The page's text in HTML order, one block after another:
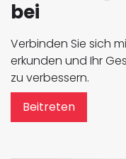
bei
Verbinden Sie sich
erkunden und Ihr
zu verbessern.
Beitreten